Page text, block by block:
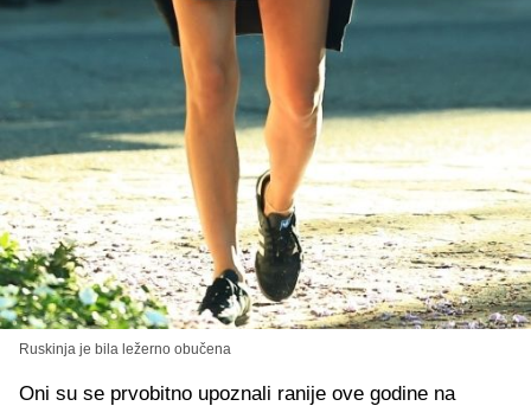
Ruskinja je bila ležerno obučena
Oni su se prvobitno upoznali ranije ove godine na